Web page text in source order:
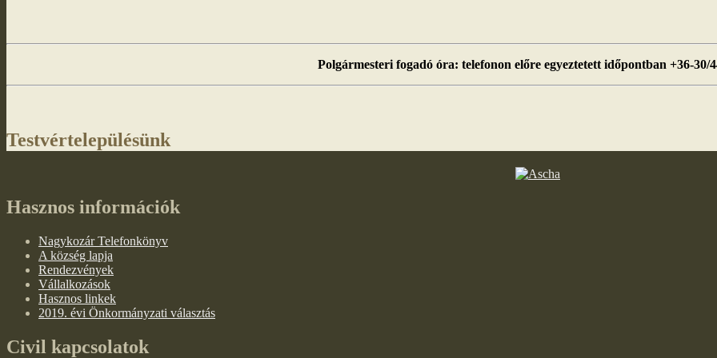
Polgármesteri fogadó óra: telefonon előre egyeztetett időpontban +36-30/
Testvértelepülésünk
Hasznos információk
Nagykozár Telefonkönyv
A község lapja
Rendezvények
Vállalkozások
Hasznos linkek
2019. évi Önkormányzati választás
Civil kapcsolatok